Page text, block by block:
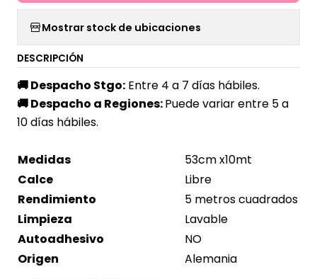
Mostrar stock de ubicaciones
DESCRIPCIÓN
🚚Despacho Stgo: Entre 4 a 7 días hábiles.
🚚Despacho a Regiones:Puede variar entre 5 a
10 días hábiles.
Medidas
53cm x10mt
Calce
Libre
Rendimiento
5 metros cuadrados
Limpieza
Lavable
Autoadhesivo
NO
Origen
Alemania